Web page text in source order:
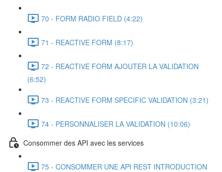
70 - FORM RADIO FIELD (4:22)
71 - REACTIVE FORM (8:17)
72 - REACTIVE FORM AJOUTER LA VALIDATION
(6:52)
73 - REACTIVE FORM SPECIFIC VALIDATION (3:21)
74 - PERSONNALISER LA VALIDATION (10:06)
Consommer des API avec les services
75 - CONSOMMER UNE API REST INTRODUCTION